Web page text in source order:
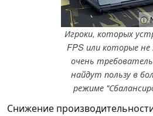
ⓘ
Игроки, которых
FPS или которые не
очень
найдут пользу в
режиме
Снижение